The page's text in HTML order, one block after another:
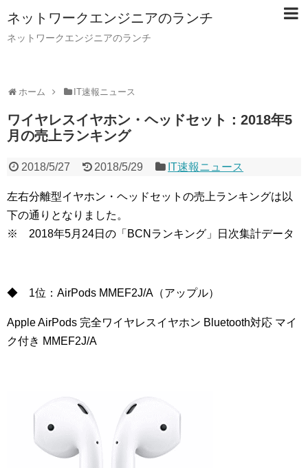
ネットワークエンジニアのランチ
ネットワークエンジニアのランチ
ホーム IT速報ニュース
ワイヤレスイヤホン・ヘッドセット：2018年5
月の売上ランキング
2018/5/27 2018/5/29 IT速報ニュース
左右分離型イヤホン・ヘッドセットの売上ランキングは以
下の通りとなりました。
※ 2018年5月24日の「BCNランキング」日次集計データ
◆ 1位：AirPods MMEF2J/A（アップル）
Apple AirPods 完全ワイヤレスイヤホン Bluetooth対応 マイ
ク付き MMEF2J/A